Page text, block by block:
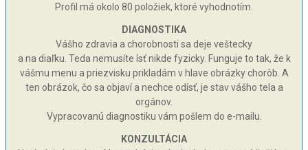
Profil má okolo 80 položiek, ktoré vyhodnotím.
DIAGNOSTIKA
Vášho zdravia a chorobnosti sa deje veštecky
a na diaľku. Teda nemusíte ísť nikde fyzicky. Funguje to tak, že k
vášmu menu a priezvisku prikladám v hlave obrázky chorôb. A
ten obrázok, čo sa objaví a nechce odísť, je stav vášho tela a
orgánov.
Vypracovanú diagnostiku vám pošlem do e-mailu.
KONZULTÁCIA